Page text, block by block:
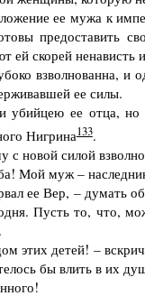
ее мужа к
предоставить
скорей ненависть
взволнованна, и
ее силы.
ее отца, но
Нигрина133.
новой силой
Мой муж –
ее Вер, – думать
Пусть то, что,
этих детей! –
бы влить в их